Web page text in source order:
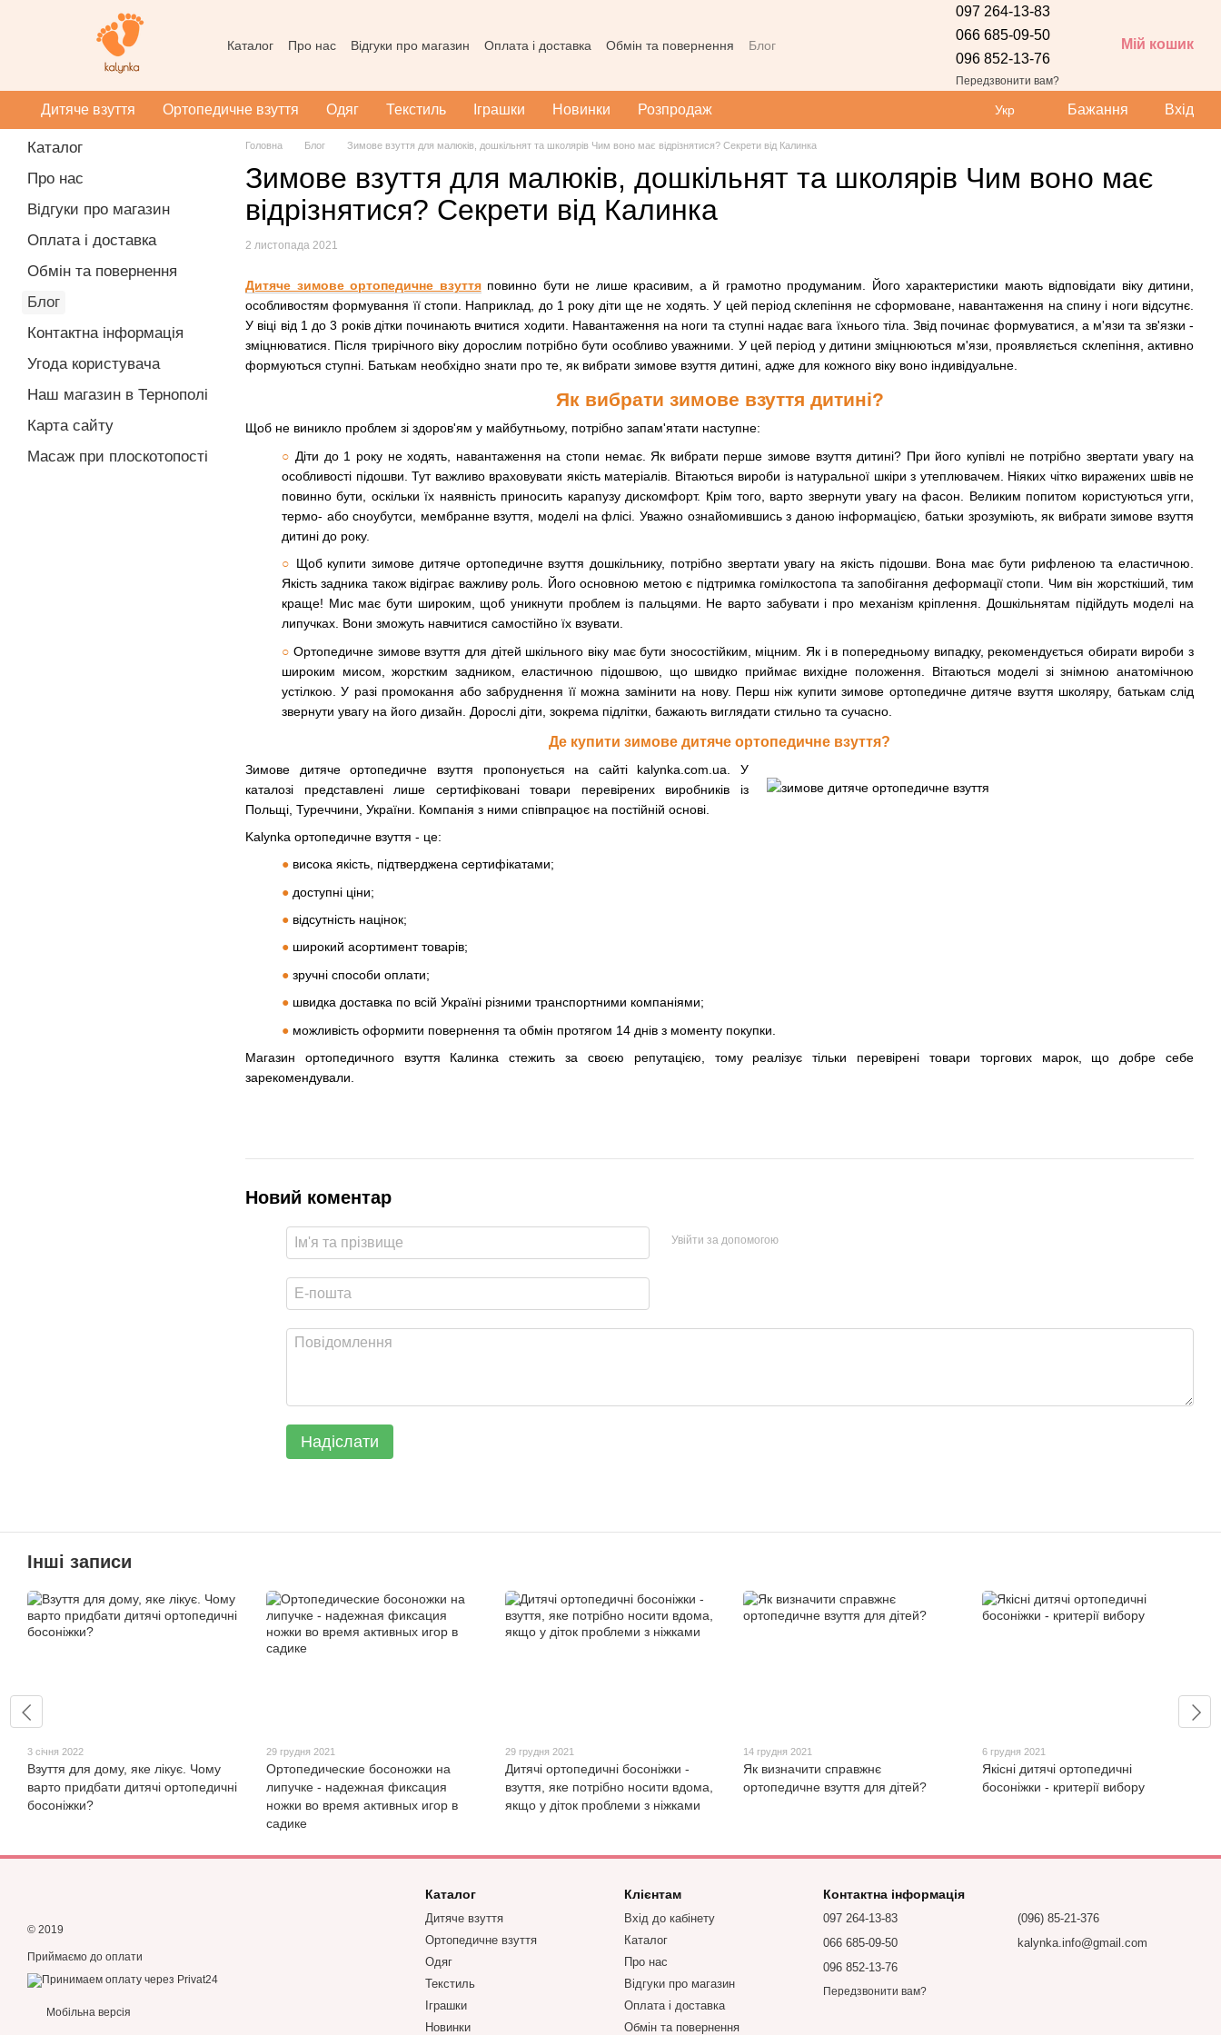
Перейти до основного контенту
Каталог Про нас Відгуки про магазин Оплата і доставка Обмін та повернення
Блог
097 264-13-83
066 685-09-50
096 852-13-76
Передзвонити вам?
Мій кошик
Дитяче взуття Ортопедичне взуття Одяг Текстиль Іграшки Новинки Розпродаж Укр Бажання Вхід
Головна Блог Зимове взуття для малюків, дошкільнят та школярів Чим воно має відрізнятися? Секрети від Калинка
Зимове взуття для малюків, дошкільнят та школярів Чим воно має
відрізнятися? Секрети від Калинка
2 листопада 2021
Дитяче зимове ортопедичне взуттяповинно бути не лише красивим, а й грамотно продуманим. Його характеристики мають відповідати віку дитини,
особливостям формування її стопи. Наприклад, до 1 року діти ще не ходять. У цей період склепіння не сформоване, навантаження на спину і ноги відсутнє.
У віці від 1 до 3 років дітки починають вчитися ходити. Навантаження на ноги та ступні надає вага їхнього тіла. Звід починає формуватися, а м'язи та зв'язки -
зміцнюватися. Після трирічного віку дорослим потрібно бути особливо уважними. У цей період у дитини зміцнюються м'язи, проявляється склепіння, активно
формуються ступні. Батькам необхідно знати про те, як вибрати зимове взуття дитині, адже для кожного віку воно індивідуальне.
Як вибрати зимове взуття дитині?
Щоб не виникло проблем зі здоров'ям у майбутньому, потрібно запам'ятати наступне:
○ Діти до 1 року не ходять, навантаження на стопи немає. Як вибрати перше зимове взуття дитині? При його купівлі не потрібно звертати увагу на
особливості підошви. Тут важливо враховувати якість матеріалів. Вітаються вироби із натуральної шкіри з утеплювачем. Ніяких чітко виражених швів не
повинно бути, оскільки їх наявність приносить карапузу дискомфорт. Крім того, варто звернути увагу на фасон. Великим попитом користуються угги,
термо- або сноубутси, мембранне взуття, моделі на флісі. Уважно ознайомившись з даною інформацією, батьки зрозуміють, як вибрати зимове взуття
дитині до року.
○ Щоб купити зимове дитяче ортопедичне взуття дошкільнику, потрібно звертати увагу на якість підошви. Вона має бути рифленою та еластичною.
Якість задника також відіграє важливу роль. Його основною метою є підтримка гомілкостопа та запобігання деформації стопи. Чим він жорсткіший, тим
краще! Мис має бути широким, щоб уникнути проблем із пальцями. Не варто забувати і про механізм кріплення. Дошкільнятам підійдуть моделі на
липучках. Вони зможуть навчитися самостійно їх взувати.
○Ортопедичне зимове взуття для дітей шкільного віку має бути зносостійким, міцним. Як і в попередньому випадку, рекомендується обирати вироби з
широким мисом, жорстким задником, еластичною підошвою, що швидко приймає вихідне положення. Вітаються моделі зі знімною анатомічною
устілкою. У разі промокання або забруднення її можна замінити на нову. Перш ніж купити зимове ортопедичне дитяче взуття школяру, батькам слід
звернути увагу на його дизайн. Дорослі діти, зокрема підлітки, бажають виглядати стильно та сучасно.
Де купити зимове дитяче ортопедичне взуття?
Зимове дитяче ортопедичне взуття пропонується на сайті kalynka.com.ua. У
каталозі представлені лише сертифіковані товари перевірених виробників із
Польщі, Туреччини, України. Компанія з ними співпрацює на постійній основі.
Kalynka ортопедичне взуття - це:
● висока якість, підтверджена сертифікатами;
● доступні ціни;
● відсутність націнок;
● широкий асортимент товарів;
● зручні способи оплати;
● швидка доставка по всій Україні різними транспортними компаніями;
● можливість оформити повернення та обмін протягом 14 днів з моменту покупки.
Магазин ортопедичного взуття Калинка стежить за своєю репутацією, тому реалізує тільки перевірені товари торгових марок, що добре себе
зарекомендували.
Новий коментар
Увійти за допомогою
Надіслати
Каталог
Про нас
Відгуки про магазин
Оплата і доставка
Обмін та повернення
Блог
Контактна інформація
Угода користувача
Наш магазин в Тернополі
Карта сайту
Масаж при плоскотопості
Інші записи
3 січня 2022
Взуття для дому, яке лікує. Чому
варто придбати дитячі ортопедичні
босоніжки?
29 грудня 2021
Ортопедические босоножки на
липучке - надежная фиксация
ножки во время активных игор в
садике
29 грудня 2021
Дитячі ортопедичні босоніжки -
взуття, яке потрібно носити вдома,
якщо у діток проблеми з ніжками
14 грудня 2021
Як визначити справжнє
ортопедичне взуття для дітей?
6 грудня 2021
Якісні дитячі ортопедичні
босоніжки - критерії вибору
© 2019
Приймаємо до оплати
Мобільна версія
Каталог
Дитяче взуття
Ортопедичне взуття
Одяг
Текстиль
Іграшки
Новинки
Клієнтам
Вхід до кабінету
Каталог
Про нас
Відгуки про магазин
Оплата і доставка
Обмін та повернення
Контактна інформація
097 264-13-83
066 685-09-50
096 852-13-76
Передзвонити вам?
(096) 85-21-376
kalynka.info@gmail.com